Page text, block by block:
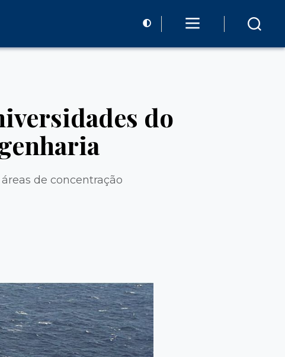
do
de concentração